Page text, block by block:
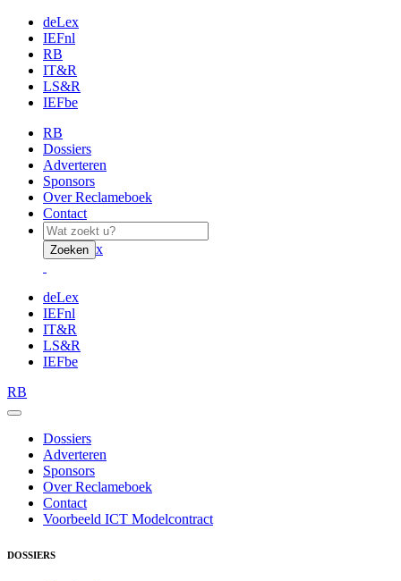
deLex
IEFnl
RB
IT&R
LS&R
IEFbe
RB
Dossiers
Adverteren
Sponsors
Over Reclameboek
Contact
Zoeken x
deLex
IEFnl
IT&R
LS&R
IEFbe
RB
Dossiers
Adverteren
Sponsors
Over Reclameboek
Contact
Voorbeeld ICT Modelcontract
DOSSIERS